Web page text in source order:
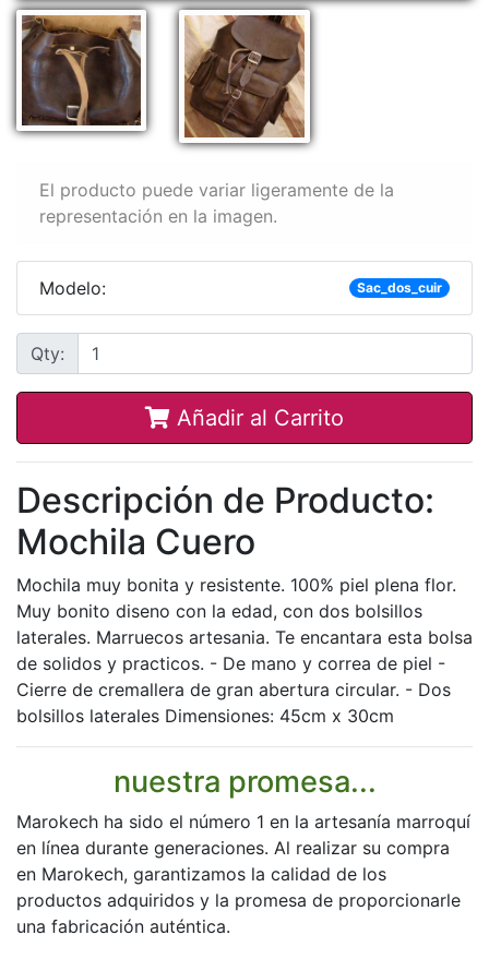
El producto puede variar ligeramente de la
representación en la imagen.
Modelo: Sac_dos_cuir
Qty:
Añadir al Carrito
Descripción de Producto:
Mochila Cuero
Mochila muy bonita y resistente. 100% piel plena flor.
Muy bonito diseno con la edad, con dos bolsillos
laterales. Marruecos artesania. Te encantara esta bolsa
de solidos y practicos. - De mano y correa de piel -
Cierre de cremallera de gran abertura circular. - Dos
bolsillos laterales Dimensiones: 45cm x 30cm
nuestra promesa...
Marokech ha sido el número 1 en la artesanía marroquí
en línea durante generaciones. Al realizar su compra
en Marokech, garantizamos la calidad de los
productos adquiridos y la promesa de proporcionarle
una fabricación auténtica.